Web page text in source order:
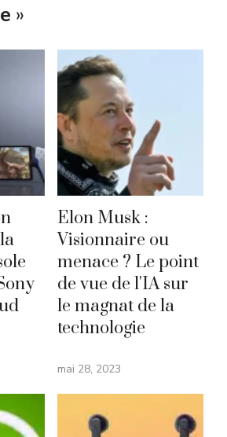
»
Elon Musk :
Visionnaire ou
menace ? Le point
de vue de l'IA sur
le magnat de la
technologie
mai 28, 2023